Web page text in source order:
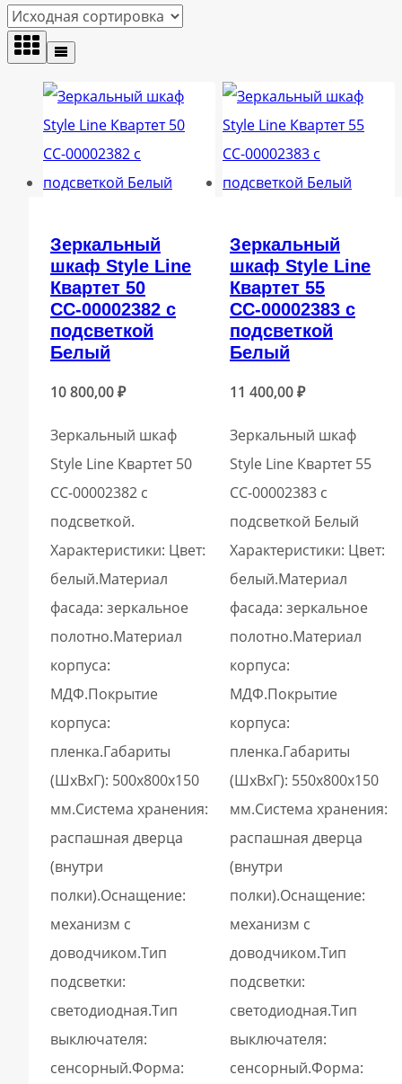
Зеркальный
шкаф Style Line
Квартет 50
СС-00002382 с
подсветкой
Белый
10 800,00₽
Зеркальный шкаф
Style Line Квартет 50
СС-00002382 с
подсветкой.
Характеристики: Цвет:
белый.Материал
фасада: зеркальное
полотно.Материал
корпуса:
МДФ.Покрытие
корпуса:
пленка.Габариты
(ШxВхГ): 500х800х150
мм.Система хранения:
распашная дверца
(внутри
полки).Оснащение:
механизм с
доводчиком.Тип
подсветки:
светодиодная.Тип
выключателя:
сенсорный.Форма:
Зеркальный
шкаф Style Line
Квартет 55
СС-00002383 с
подсветкой
Белый
11 400,00₽
Зеркальный шкаф
Style Line Квартет 55
СС-00002383 с
подсветкой Белый
Характеристики: Цвет:
белый.Материал
фасада: зеркальное
полотно.Материал
корпуса:
МДФ.Покрытие
корпуса:
пленка.Габариты
(ШxВхГ): 550х800х150
мм.Система хранения:
распашная дверца
(внутри
полки).Оснащение:
механизм с
доводчиком.Тип
подсветки:
светодиодная.Тип
выключателя:
сенсорный.Форма: